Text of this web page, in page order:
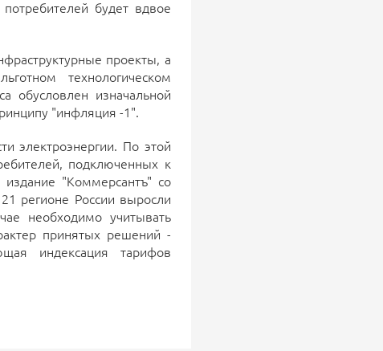
будет вдвое
проекты, а
технологическом
обусловлен изначальной
"инфляция -1".
электроэнергии. По этой
подключенных к
"Коммерсантъ" со
регионе России выросли
необходимо учитывать
принятых решений -
индексация тарифов